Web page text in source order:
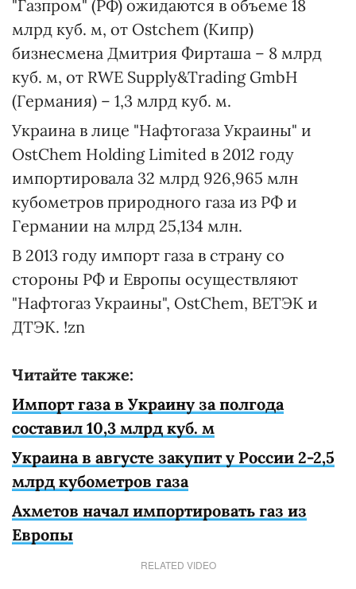
"Газпром" (РФ) ожидаются в объеме 18
млрд куб. м, от Ostchem (Кипр)
бизнесмена Дмитрия Фирташа – 8 млрд
куб. м, от RWE Supply&Trading GmbH
(Германия) – 1,3 млрд куб. м.
Украина в лице "Нафтогаза Украины" и
OstChem Holding Limited в 2012 году
импортировала 32 млрд 926,965 млн
кубометров природного газа из РФ и
Германии на млрд 25,134 млн.
В 2013 году импорт газа в страну со
стороны РФ и Европы осуществляют
"Нафтогаз Украины", OstChem, ВЕТЭК и
ДТЭК. !zn
Читайте также:
Импорт газа в Украину за полгода
составил 10,3 млрд куб. м
Украина в августе закупит у России 2-2,5
млрд кубометров газа
Ахметов начал импортировать газ из
Европы
RELATED VIDEO